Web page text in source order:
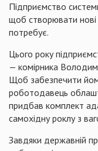
Підприємство
щоб створювати
потребує.
Цього року
— комірника
Щоб забезпечити
роботодавець
придбав комплект
самохідну роклу з
Завдяки державній